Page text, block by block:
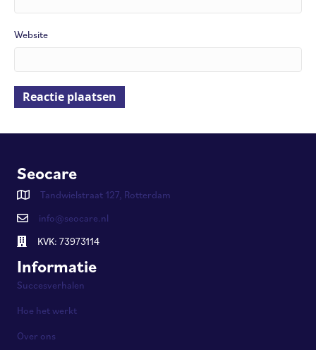
Website
Seocare
Tandwielstraat 127, Rotterdam
info@seocare.nl
KVK: 73973114
Informatie
Succesverhalen
Hoe het werkt
Over ons